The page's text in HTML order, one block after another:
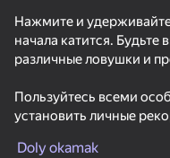
Red Ball Escape
49
Игра имеет яркую
приятное музыкальное
часов удовольствия.
Поднимайтесь по
улучшайте своё время,
Нажмите и
начала катится.
различные ловушки и
Пользуйтесь всеми
установить личные
соревнуйтесь в таблице
Doly okamak